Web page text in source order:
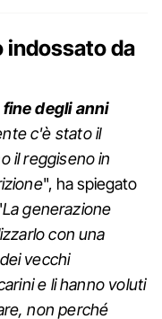
indossato da
degli anni
c'è stato il
il reggiseno in
", ha spiegato
La generazione
con una
vecchi
e li hanno voluti
non perché